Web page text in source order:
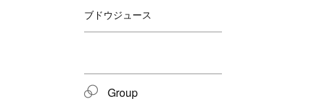
ブドウジュース
Group